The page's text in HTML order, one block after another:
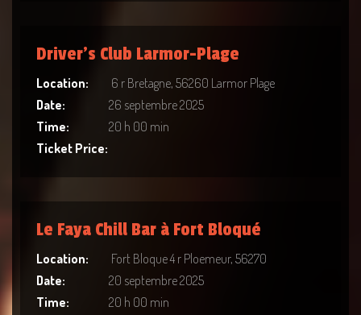
Driver’s Club Larmor-Plage
Location:
6 r Bretagne, 56260 Larmor Plage
Date:
26 septembre 2025
Time:
20 h 00 min
Ticket Price:
Le Faya Chill Bar à Fort Bloqué
Location:
Fort Bloque 4 r Ploemeur, 56270
Date:
20 septembre 2025
Time:
20 h 00 min